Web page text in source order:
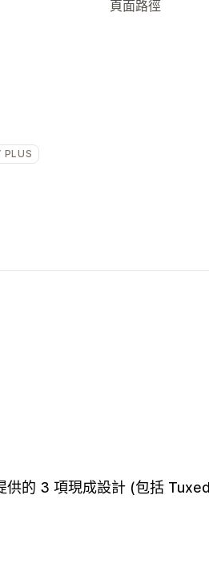
PLUS
頁面路徑
供的 3 項現成設計 (包括